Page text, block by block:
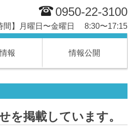
0950-22-3100
間】月曜日〜金曜日 8:30〜17:15
報 情報公開
を掲載しています。